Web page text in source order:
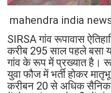
mahendra india
SIRSA गांव रूपावास
करीब 295 साल पहले बसा
गांव के रूप में प्रख्यात है।
युवा फौज में भर्ती होकर
करीबन 20 से अधिक सैनिक